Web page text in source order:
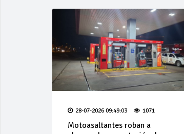
28-07-2026 09:49:03 1071
Motoasaltantes roban a